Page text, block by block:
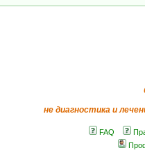
не диагностика и
FAQ